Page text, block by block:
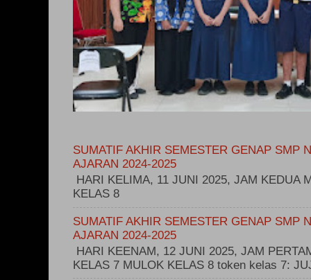
SUMATIF AKHIR SEMESTER GENAP SMP
AJARAN 2024-2025
HARI KELIMA, 11 JUNI 2025, JAM KEDUA
KELAS 8
SUMATIF AKHIR SEMESTER GENAP SMP
AJARAN 2024-2025
HARI KEENAM, 12 JUNI 2025, JAM
KELAS 7 MULOK KELAS 8 token kelas 7: